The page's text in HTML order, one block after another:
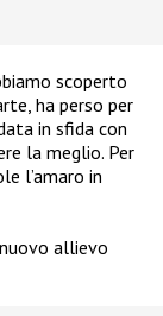
scoperto
ha perso per
in sfida con
la meglio. Per
l’amaro in
allievo